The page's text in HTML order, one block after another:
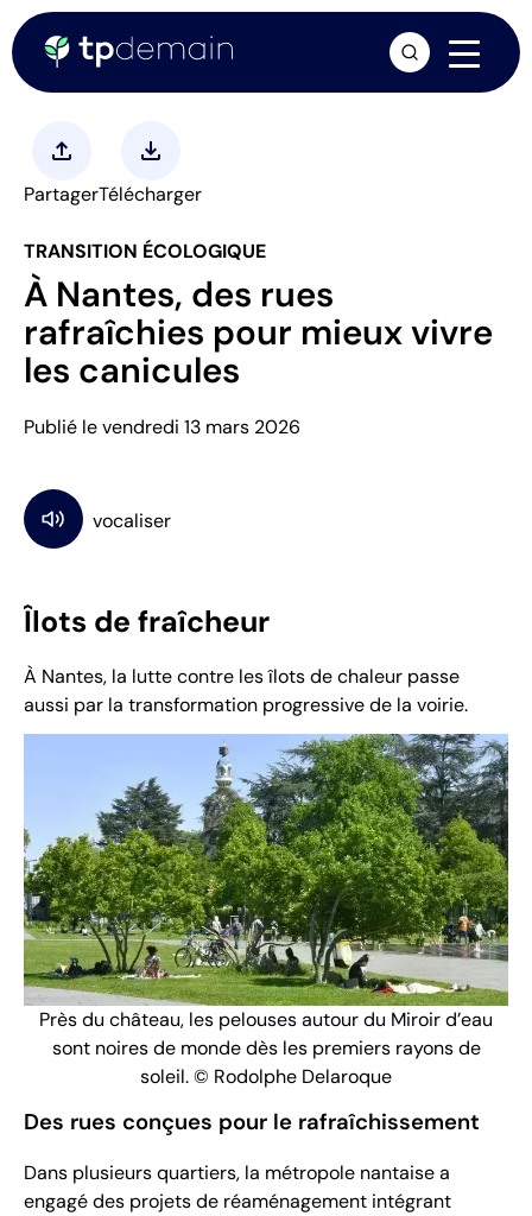
upload
Partager
download
Télécharger
TRANSITION ÉCOLOGIQUE
À Nantes, des rues
rafraîchies pour mieux vivre
les canicules
Publié le vendredi 13 mars 2026
Îlots de fraîcheur
À Nantes, la lutte contre les îlots de chaleur passe
aussi par la transformation progressive de la voirie.
Près du château, les pelouses autour du Miroir d’eau
sont noires de monde dès les premiers rayons de
soleil. © Rodolphe Delaroque
Des rues conçues pour le rafraîchissement
Dans plusieurs quartiers, la métropole nantaise a
engagé des projets de réaménagement intégrant
arrow_forward